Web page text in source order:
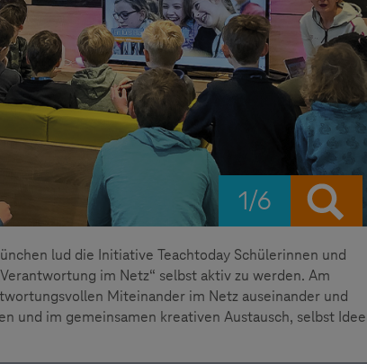
1/6
lud die Initiative Teachtoday Schülerinnen und
im Netz“ selbst aktiv zu werden. Am
Miteinander im Netz auseinander und
und im gemeinsamen kreativen Austausch, selbst